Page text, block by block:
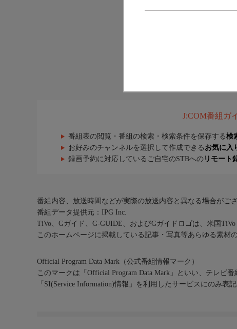
J:COM番組ガ
番組表の閲覧・番組の検索・検索条件を保存する検
お好みのチャンネルを選択して作成できる お気に入
録画予約に対応しているご自宅のSTBへの リモート
番組内容、放送時間などが実際の放送内容と異なる場合がござ
番組データ提供元：IPG Inc.
TiVo、Gガイド、G-GUIDE、およびGガイドロゴは、米国
このホームページに掲載している記事・写真等あらゆる素材
Official Program Data Mark（公式番組情報マーク）
このマークは「Official Program Data Mark」といい、テレビ
「SI(Service Information)情報」を利用したサービスにのみ表